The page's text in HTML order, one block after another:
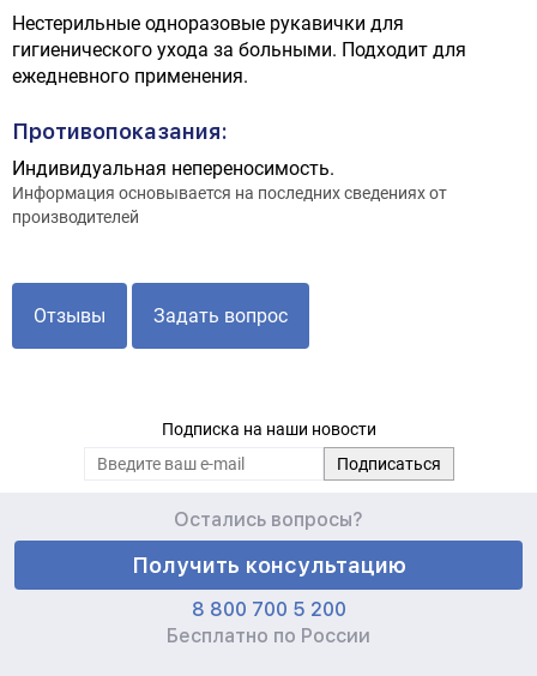
Нестерильные одноразовые рукавички для
гигиенического ухода за больными. Подходит для
ежедневного применения.
Противопоказания:
Индивидуальная непереносимость.
Информация основывается на последних сведениях от
производителей
Отзывы Задать вопрос
Подписка на наши новости
Остались вопросы?
Получить консультацию
8 800 700 5 200
Бесплатно по России